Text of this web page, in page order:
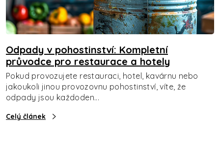
Odpady v pohostinství: Kompletní
průvodce pro restaurace a hotely
Pokud provozujete restauraci, hotel, kavárnu nebo
jakoukoli jinou provozovnu pohostinství, víte, že
odpady jsou každoden...
Celý článek